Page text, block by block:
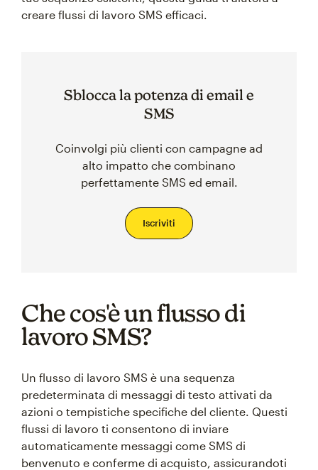
creare flussi di lavoro SMS efficaci.
Sblocca la potenza di email e
SMS
Coinvolgi più clienti con campagne ad
alto impatto che combinano
perfettamente SMS ed email.
Iscriviti
Che cos'è un flusso di
lavoro SMS?
Un flusso di lavoro SMS è una sequenza
predeterminata di messaggi di testo attivati da
azioni o tempistiche specifiche del cliente. Questi
flussi di lavoro ti consentono di inviare
automaticamente messaggi come SMS di
benvenuto e conferme di acquisto, assicurandoti